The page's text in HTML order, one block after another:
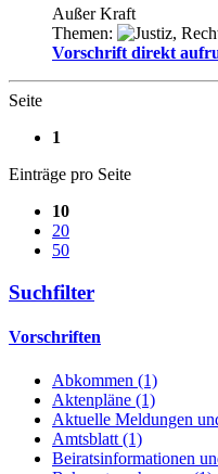
Außer Kraft
Themen:
Vorschrift direkt
Seite
1
Einträge pro Seite
10
20
50
Suchfilter
Vorschriften
Abkommen (1)
Aktenpläne (1)
Aktuelle Meldungen
Amtsblatt (1)
Beiratsinformationen